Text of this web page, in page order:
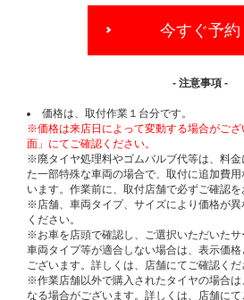
今すぐ予約
- 注意事項 -
価格は、取付作業１台分です。
※価格は来店日によって変動する場合がご
面」にてご確認ください。
※廃タイヤ処理料やゴムバルブ代等は、料金
た一部特殊な車両の場合で、取付に追加費
います。作業前に、取付店舗で必ずご確認を
※店舗、車両タイプ、サイズにより価格が
ください。
※お車を店頭で確認し、ご選択いただいたサ
車両タイプ等が適合しない場合は、表示価
ございます。詳しくは、店舗にてご確認くだ
※作業店舗以外で購入されたタイヤの場合
なる場合がございます。詳しくは、店舗にて